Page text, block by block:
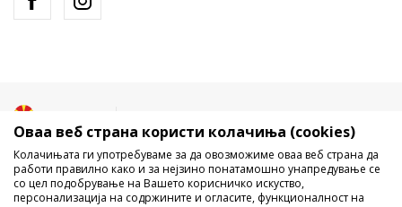
Оваа веб страна користи колачиња (cookies)
Колачињата ги употребуваме за да овозможиме оваа веб страна да
работи правилно како и за нејзино понатамошно унапредување се
со цел подобрување на Вашето корисничко искуство,
персонализација на содржините и огласите, функционалност на